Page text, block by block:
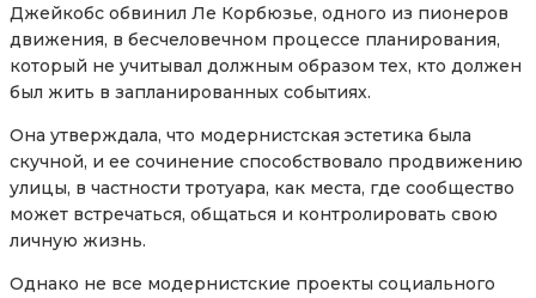
Джейкобс обвинил Ле Корбюзье, одного из пионеров
движения, в бесчеловечном процессе планирования,
который не учитывал должным образом тех, кто должен
был жить в запланированных событиях.
Она утверждала, что модернистская эстетика была
скучной, и ее сочинение способствовало продвижению
улицы, в частности тротуара, как места, где сообщество
может встречаться, общаться и контролировать свою
личную жизнь.
Однако не все модернистские проекты социального